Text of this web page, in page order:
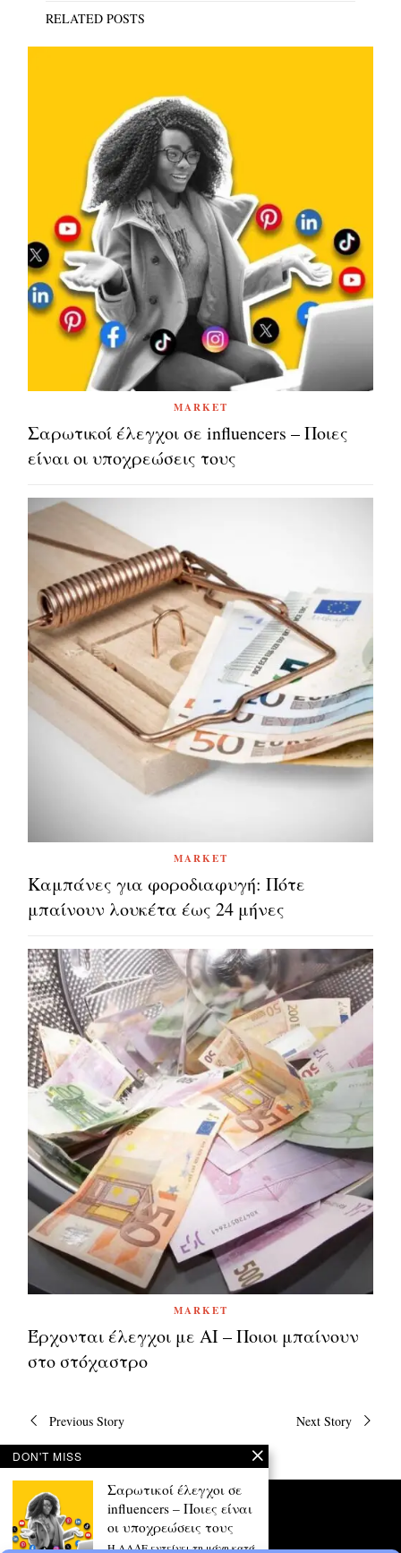
RELATED POSTS
MARKET
Σαρωτικοί έλεγχοι σε influencers – Ποιες
είναι οι υποχρεώσεις τους
MARKET
Καμπάνες για φοροδιαφυγή: Πότε
μπαίνουν λουκέτα έως 24 μήνες
MARKET
Έρχονται έλεγχοι με ΑΙ – Ποιοι μπαίνουν
στο στόχαστρο
Πλοήγηση
Previous Story Next Story
DON'T MISS
Σαρωτικοί έλεγχοι σε
influencers – Ποιες είναι
οι υποχρεώσεις τους
Η ΑΑΔΕ εντείνει τη μάχη κατά